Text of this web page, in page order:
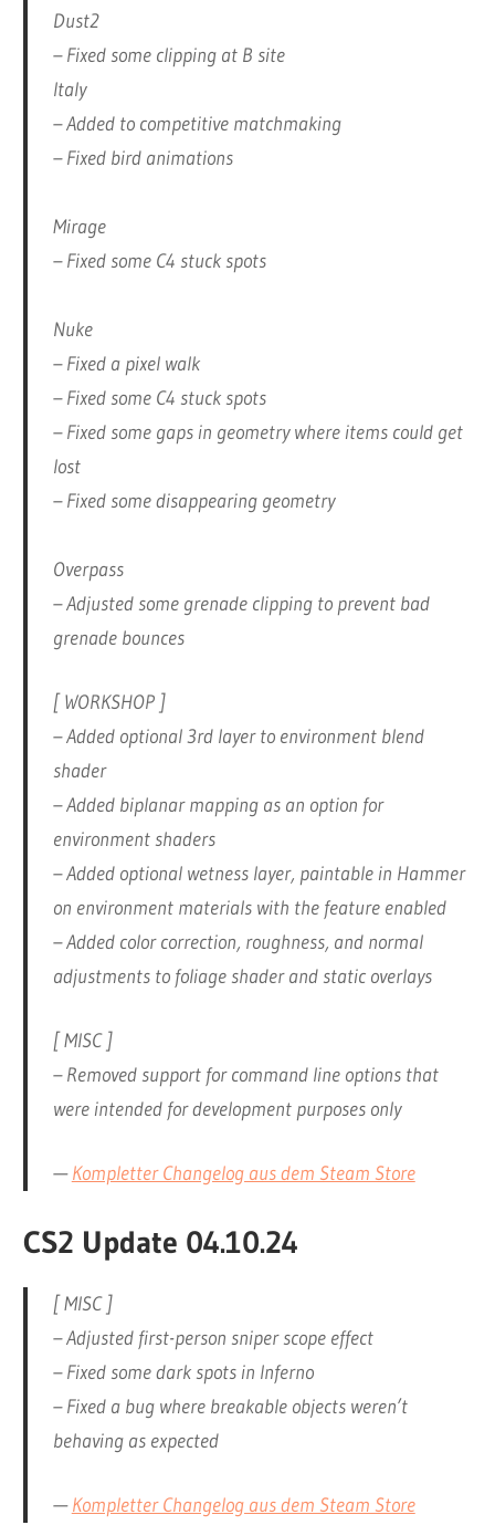
Dust2
– Fixed some clipping at B site
Italy
– Added to competitive matchmaking
– Fixed bird animations
Mirage
– Fixed some C4 stuck spots
Nuke
– Fixed a pixel walk
– Fixed some C4 stuck spots
– Fixed some gaps in geometry where items could get
lost
– Fixed some disappearing geometry
Overpass
– Adjusted some grenade clipping to prevent bad
grenade bounces
[ WORKSHOP ]
– Added optional 3rd layer to environment blend
shader
– Added biplanar mapping as an option for
environment shaders
– Added optional wetness layer, paintable in Hammer
on environment materials with the feature enabled
– Added color correction, roughness, and normal
adjustments to foliage shader and static overlays
[ MISC ]
– Removed support for command line options that
were intended for development purposes only
—Kompletter Changelog aus dem Steam Store
CS2 Update 04.10.24
[ MISC ]
– Adjusted first-person sniper scope effect
– Fixed some dark spots in Inferno
– Fixed a bug where breakable objects weren’t
behaving as expected
—Kompletter Changelog aus dem Steam Store